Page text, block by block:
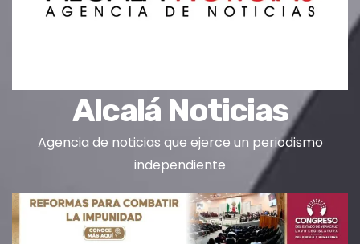
Alcalá Noticias
Agencia de noticias que ejerce un periodismo
independiente